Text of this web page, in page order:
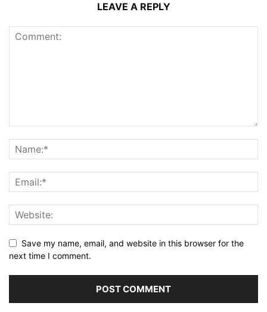
LEAVE A REPLY
Save my name, email, and website in this browser for the
next time I comment.